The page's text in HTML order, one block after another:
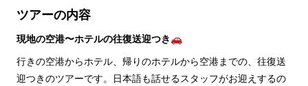
ツアーの内容
現地の空港〜ホテルの往復送迎つき🚗
行きの空港からホテル、帰りのホテルから空港までの、往復送
迎つきのツアーです。日本語も話せるスタッフがお迎えするの